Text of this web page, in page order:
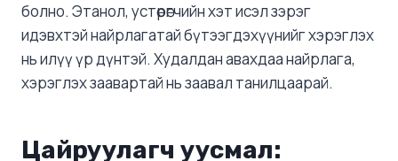
болно. Этанол, устөрөгчийн хэт исэл зэрэг
идэвхтэй найрлагатай бүтээгдэхүүнийг хэрэглэх
нь илүү үр дүнтэй. Худалдан авахдаа найрлага,
хэрэглэх заавартай нь заавал танилцаарай.
Цайруулагч уусмал: